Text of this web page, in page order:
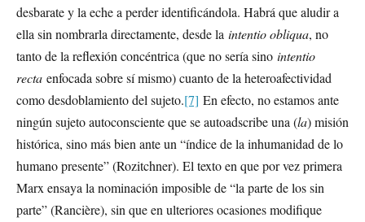
desbarate y la eche a perder identificándola. Habrá que aludir a
ella sin nombrarla directamente, desde la intentio obliqua, no
tanto de la reflexión concéntrica (que no sería sino intentio
recta enfocada sobre sí mismo) cuanto de la heteroafectividad
como desdoblamiento del sujeto.[7] En efecto, no estamos ante
ningún sujeto autoconsciente que se autoadscribe una (la) misión
histórica, sino más bien ante un “índice de la inhumanidad de lo
humano presente” (Rozitchner). El texto en que por vez primera
Marx ensaya la nominación imposible de “la parte de los sin
parte” (Rancière), sin que en ulteriores ocasiones modifique